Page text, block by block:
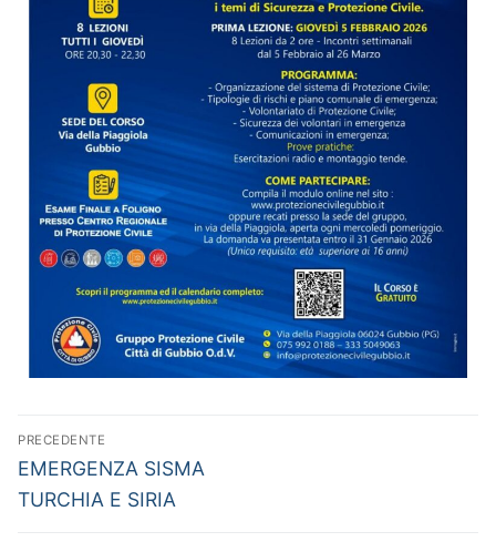
PRECEDENTE
EMERGENZA SISMA
TURCHIA E SIRIA